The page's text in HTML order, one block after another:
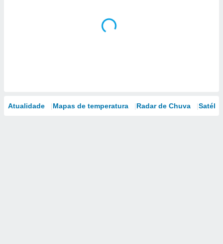
Atualidade Mapas de temperatura Radar de Chuva